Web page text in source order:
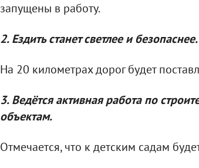
запущены в работу.
2. Ездить станет светлее и безопаснее.
На 20 километрах дорог будет
3. Ведётся активная работа по
объектам.
Отмечается, что к детским садам